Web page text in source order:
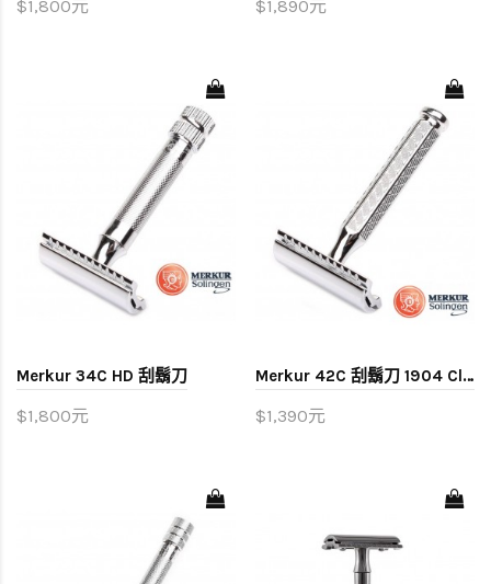
$1,800元 $1,890元
Merkur 34C HD 刮鬍刀
$1,800元
Merkur 42C 刮鬍刀 1904 Classic
$1,390元